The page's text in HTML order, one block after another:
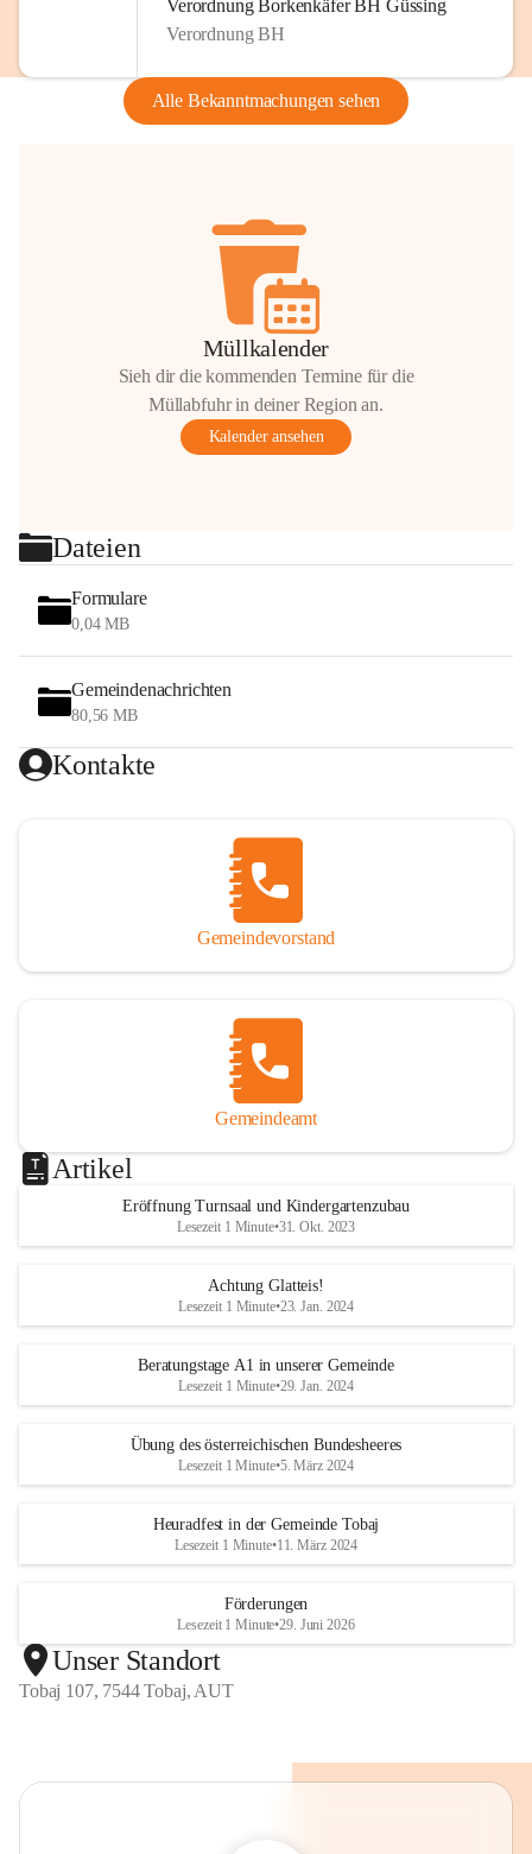
Verordnung Borkenkäfer BH Güssing
Verordnung BH
Alle Bekanntmachungen sehen
Müllkalender
Sieh dir die kommenden Termine für die
Müllabfuhr in deiner Region an.
Kalender ansehen
Dateien
Formulare
0,04 MB
Gemeindenachrichten
80,56 MB
Kontakte
Gemeindevorstand
Gemeindeamt
Artikel
Eröffnung Turnsaal und Kindergartenzubau
Lesezeit 1 Minute•31. Okt. 2023
Achtung Glatteis!
Lesezeit 1 Minute•23. Jan. 2024
Beratungstage A1 in unserer Gemeinde
Lesezeit 1 Minute•29. Jan. 2024
Übung des österreichischen Bundesheeres
Lesezeit 1 Minute•5. März 2024
Heuradfest in der Gemeinde Tobaj
Lesezeit 1 Minute•11. März 2024
Förderungen
Lesezeit 1 Minute•29. Juni 2026
Unser Standort
Tobaj 107, 7544 Tobaj, AUT